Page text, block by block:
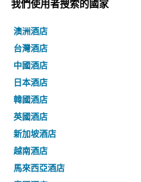
我們使用者搜索的國家
澳洲酒店
台灣酒店
中國酒店
日本酒店
韓國酒店
英國酒店
新加坡酒店
越南酒店
馬來西亞酒店